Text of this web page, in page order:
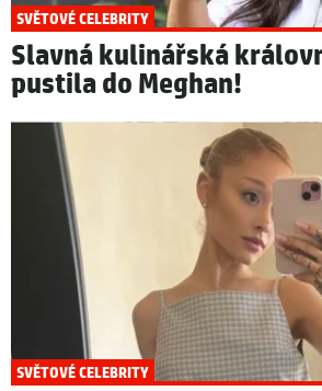
SVĚTOVÉ CELEBRITY
Slavná kulinářská
pustila do Meghan!
SVĚTOVÉ CELEBRITY